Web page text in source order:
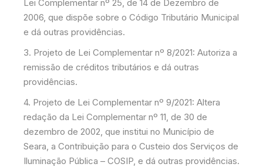
Lei Complementar nº 25, de 14 de Dezembro de
2006, que dispõe sobre o Código Tributário Municipal
e dá outras providências.
3. Projeto de Lei Complementar nº 8/2021: Autoriza a
remissão de créditos tributários e dá outras
providências.
4. Projeto de Lei Complementar nº 9/2021: Altera
redação da Lei Complementar nº 11, de 30 de
dezembro de 2002, que institui no Município de
Seara, a Contribuição para o Custeio dos Serviços de
Iluminação Pública – COSIP, e dá outras providências.